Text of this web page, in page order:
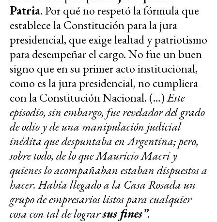
Patria. Por qué no respetó la fórmula que
establece la Constitución para la jura
presidencial, que exige lealtad y patriotismo
para desempeñar el cargo. No fue un buen
signo que en su primer acto institucional,
como es la jura presidencial, no cumpliera
con la Constitución Nacional. (…)Este
episodio, sin embargo, fue revelador del grado
de odio y de una manipulación judicial
inédita que despuntaba en Argentina; pero,
sobre todo, de lo que Mauricio Macri y
quienes lo acompañaban estaban dispuestos a
hacer. Había llegado a la Casa Rosada un
grupo de empresarios listos para cualquier
cosa con tal de lograrsus fines”.